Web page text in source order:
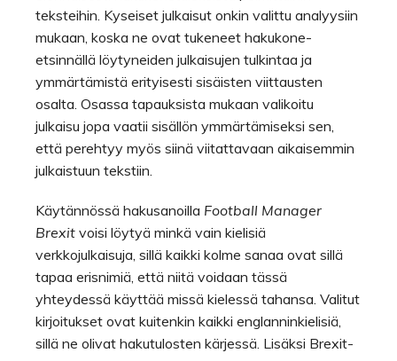
teksteihin. Kyseiset julkaisut onkin valittu analyysiin
mukaan, koska ne ovat tukeneet hakukone-
etsinnällä löytyneiden julkaisujen tulkintaa ja
ymmärtämistä erityisesti sisäisten viittausten
osalta. Osassa tapauksista mukaan valikoitu
julkaisu jopa vaatii sisällön ymmärtämiseksi sen,
että perehtyy myös siinä viitattavaan aikaisemmin
julkaistuun tekstiin.
Käytännössä hakusanoilla Football Manager
Brexit voisi löytyä minkä vain kielisiä
verkkojulkaisuja, sillä kaikki kolme sanaa ovat sillä
tapaa erisnimiä, että niitä voidaan tässä
yhteydessä käyttää missä kielessä tahansa. Valitut
kirjoitukset ovat kuitenkin kaikki englanninkielisiä,
sillä ne olivat hakutulosten kärjessä. Lisäksi Brexit-